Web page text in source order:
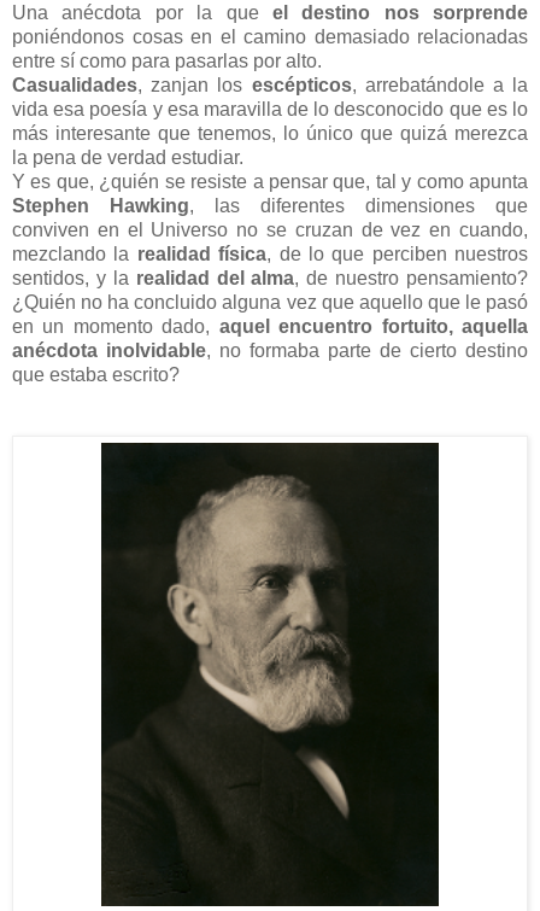
Una anécdota por la que el destino nos sorprende
poniéndonos cosas en el camino demasiado relacionadas
entre sí como para pasarlas por alto.
Casualidades, zanjan los escépticos, arrebatándole a la
vida esa poesía y esa maravilla de lo desconocido que es lo
más interesante que tenemos, lo único que quizá merezca
la pena de verdad estudiar.
Y es que, ¿quién se resiste a pensar que, tal y como apunta
Stephen Hawking, las diferentes dimensiones que
conviven en el Universo no se cruzan de vez en cuando,
mezclando la realidad física, de lo que perciben nuestros
sentidos, y la realidad del alma, de nuestro pensamiento?
¿Quién no ha concluido alguna vez que aquello que le pasó
en un momento dado, aquel encuentro fortuito, aquella
anécdota inolvidable, no formaba parte de cierto destino
que estaba escrito?